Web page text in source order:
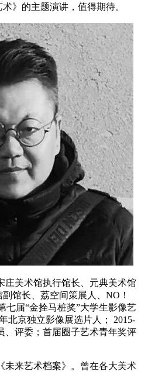
》的主题演讲，值得期待。
美术馆执行馆长、元典美术馆
馆长、荔空间策展人、NO！
七届“金拴马桩奖”大学生影像艺
北京独立影像展选片人； 2015-
、评委；首届圈子艺术青年奖评
来艺术档案》。曾在各大美术